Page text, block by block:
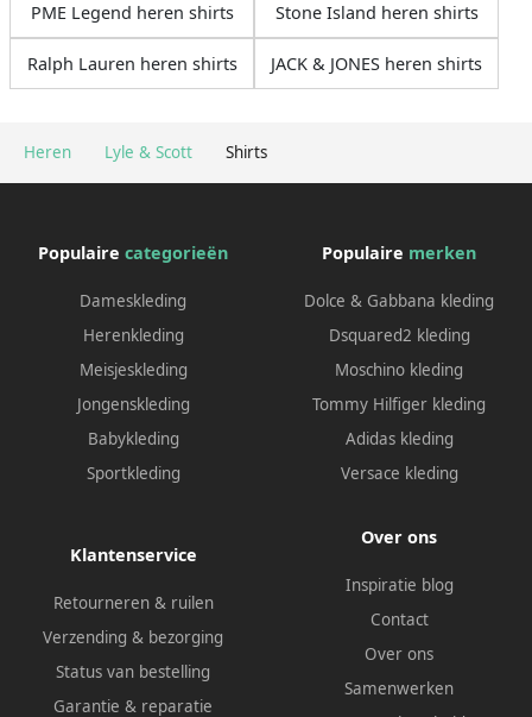
Heren Lyle & Scott Shirts
PME Legend heren shirts Stone Island heren shirts
Ralph Lauren heren shirts JACK & JONES heren shirts
Populaire categorieën
Dameskleding
Herenkleding
Meisjeskleding
Jongenskleding
Babykleding
Sportkleding
Populaire merken
Dolce & Gabbana kleding
Dsquared2 kleding
Moschino kleding
Tommy Hilfiger kleding
Adidas kleding
Versace kleding
Klantenservice
Retourneren & ruilen
Verzending & bezorging
Status van bestelling
Garantie & reparatie
Over ons
Inspiratie blog
Contact
Over ons
Samenwerken